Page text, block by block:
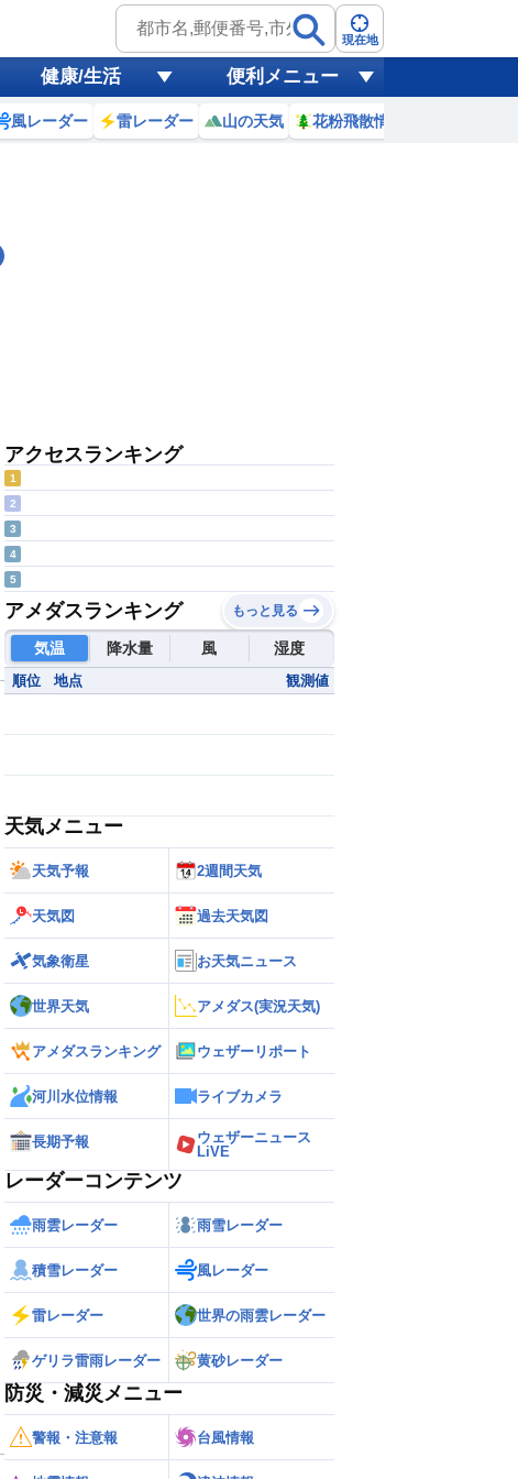
現在地
健康/生活 便利メニュー
風レーダー 雷レーダー 山の天気 花粉飛散情報
アクセスランキング
1
2
3
4
5
アメダスランキング もっと見る
気温 降水量 風 湿度
順位 地点 観測値
天気メニュー
天気予報 2週間天気
天気図 過去天気図
気象衛星 お天気ニュース
世界天気 アメダス(実況天気)
アメダスランキング ウェザーリポート
河川水位情報 ライブカメラ
長期予報
ウェザーニュース
LiVE
レーダーコンテンツ
雨雲レーダー 雨雪レーダー
積雪レーダー 風レーダー
雷レーダー 世界の雨雲レーダー
ゲリラ雷雨レーダー 黄砂レーダー
防災・減災メニュー
警報・注意報 台風情報